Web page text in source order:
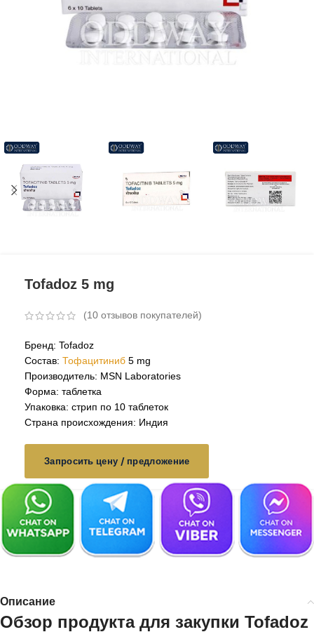
Tofadoz 5 mg
(10 отзывов покупателей)
Бренд: Tofadoz
Состав: Тофацитиниб 5 mg
Производитель: MSN Laboratories
Форма: таблетка
Упаковка: стрип по 10 таблеток
Страна происхождения: Индия
Запросить цену / предложение
Описание
Обзор продукта для закупки Tofadoz